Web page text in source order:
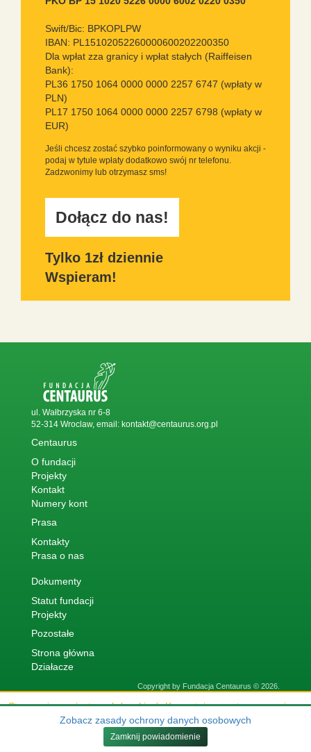
Swift/Bic: BPKOPLPW
IBAN: PL15102052260000600202200350
Dla wpłat zza granicy i wpłat stałych (Raiffeisen
Bank):
PL36 1750 1064 0000 0000 2257 6747 (wpłaty w
PLN)
PL17 1750 1064 0000 0000 2257 6798 (wpłaty w
EUR)
Jeśli chcesz zostać szybko poinformowany o wyniku akcji -
podaj w tytule wpłaty dodatkowo swój nr telefonu.
Zadzwonimy lub otrzymasz sms!
Dołącz do nas!
Tylko 1zł dziennie
Wspieram!
ul. Wałbrzyska nr 6-8
52-314 Wroclaw, email: kontakt@centaurus.org.pl
Centaurus
O fundacji
Projekty
Kontakt
Numery kont
Prasa
Kontakty
Prasa o nas
Dokumenty
Statut fundacji
Projekty
Pozostałe
Strona główna
Działacze
Copyright by Fundacja Centaurus © 2026.
518 569 488
Strona używa ciasteczek (cookies). Korzystając ze strony wyrażasz
zgodę na używanie cookies, zgodnie z aktualnymi ustawieniami
przeglądarki.
Akceptuję
Zobacz zasady ochrony danych osobowych
Zamknij powiadomienie